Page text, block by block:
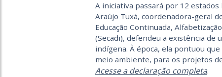
A iniciativa passará por 12
Araújo Tuxá, coordenadora-geral
Educação Continuada,
(Secadi), defendeu a existência de
indígena. À época, ela pontuou
meio ambiente, para os projetos
Acesse a declaração completa.